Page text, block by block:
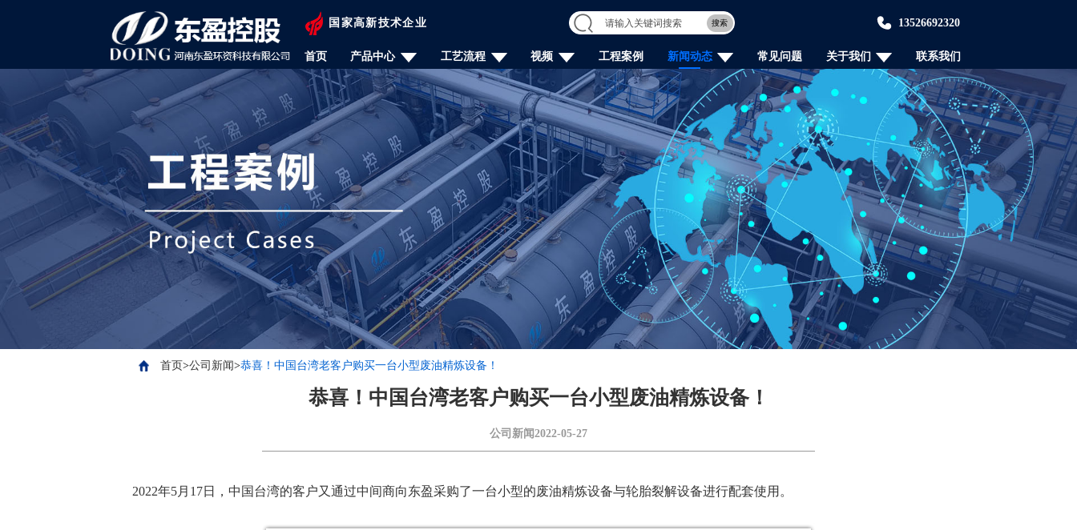
国家高新技术企业 搜索 13526692320
首页 产品中心 工艺流程 视频 工程案例 新闻动态 常见问题 关于我们 联系我们
首页>公司新闻>恭喜！中国台湾老客户购买一台小型废油精炼设备！
恭喜！中国台湾老客户购买一台小型废油精炼设备！
公司新闻 2022-05-27
2022年5月17日，中国台湾的客户又通过中间商向东盈采购了一台小型的废油精炼设备与轮胎裂解设备进行配套使用。